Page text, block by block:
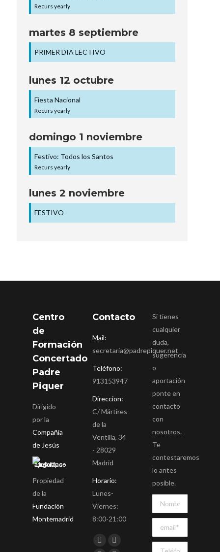
Recurs yearly
martes 8 septiembre
PRIMER DIA LECTIVO
lunes 12 octubre
Fiesta Nacional
Recurs yearly
domingo 1 noviembre
Festivo: Todos los Santos
Recurs yearly
lunes 2 noviembre
FESTIVO
Centro
de
Formación
Concertado
Padre
Piquer
Dirigido
por la
Compañía
de Jesús
Propiedad
de la
Fundación
Montemadrid
Contacto
Mail:
secretaria@padrepiquer.net
Teléfono:
913153947
Direccion:
C/ Mártires
de la
Ventilla, 34
- 28029
Madrid
Horario:
Lunes-
Viernes:
8:00-21:00
Encuéntranos en:
Si tienes
cualquier
duda,
sugerencia
o
aportación
ponte en
contacto
con
nosotros.
Te
contestaremos
lo antes
posible.